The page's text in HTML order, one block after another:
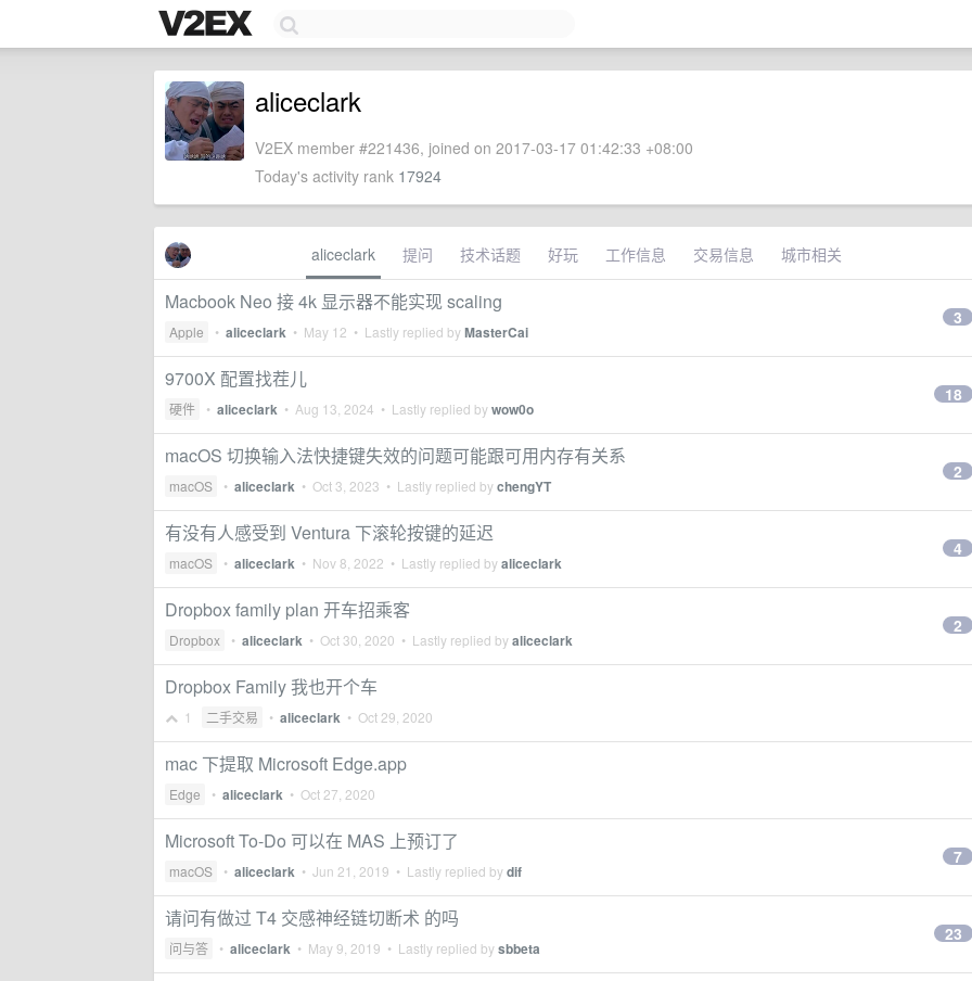
aliceclark
V2EX member #221436, joined on 2017-03-17 01:42:33 +08:00
Today's activity rank 17924
aliceclark 提问 技术话题 好玩 工作信息 交易信息 城市相关
Macbook Neo 接 4k 显示器不能实现 scaling
Apple • aliceclark • May 12 • Lastly replied byMasterCai
3
9700X 配置找茬儿
硬件 • aliceclark • Aug 13, 2024 • Lastly replied bywow0o
18
macOS 切换输入法快捷键失效的问题可能跟可用内存有关系
macOS • aliceclark • Oct 3, 2023 • Lastly replied bychengYT
2
有没有人感受到 Ventura 下滚轮按键的延迟
macOS • aliceclark • Nov 8, 2022 • Lastly replied byaliceclark
4
Dropbox family plan 开车招乘客
Dropbox • aliceclark • Oct 30, 2020 • Lastly replied byaliceclark
2
Dropbox Family 我也开个车
1 二手交易 • aliceclark • Oct 29, 2020
mac 下提取 Microsoft Edge.app
Edge • aliceclark • Oct 27, 2020
Microsoft To-Do 可以在 MAS 上预订了
macOS • aliceclark • Jun 21, 2019 • Lastly replied bydif
7
请问有做过 T4 交感神经链切断术 的吗
问与答 • aliceclark • May 9, 2019 • Lastly replied bysbbeta
23